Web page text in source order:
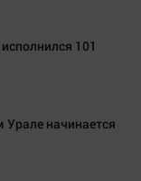
101
начинается